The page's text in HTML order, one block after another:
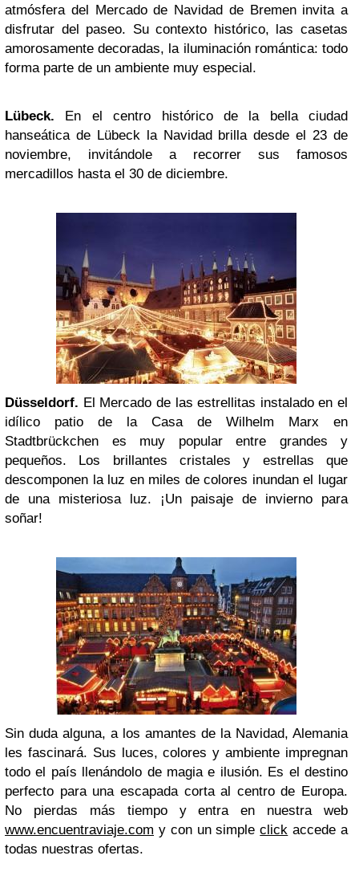
atmósfera del Mercado de Navidad de Bremen invita a
disfrutar del paseo. Su contexto histórico, las casetas
amorosamente decoradas, la iluminación romántica: todo
forma parte de un ambiente muy especial.
Lübeck. En el centro histórico de la bella ciudad
hanseática de Lübeck la Navidad brilla desde el 23 de
noviembre, invitándole a recorrer sus famosos
mercadillos hasta el 30 de diciembre.
Düsseldorf. El Mercado de las estrellitas instalado en el
idílico patio de la Casa de Wilhelm Marx en
Stadtbrückchen es muy popular entre grandes y
pequeños. Los brillantes cristales y estrellas que
descomponen la luz en miles de colores inundan el lugar
de una misteriosa luz. ¡Un paisaje de invierno para
soñar!
Sin duda alguna, a los amantes de la Navidad, Alemania
les fascinará. Sus luces, colores y ambiente impregnan
todo el país llenándolo de magia e ilusión. Es el destino
perfecto para una escapada corta al centro de Europa.
No pierdas más tiempo y entra en nuestra web
www.encuentraviaje.com y con un simpleclick accede a
todas nuestras ofertas.